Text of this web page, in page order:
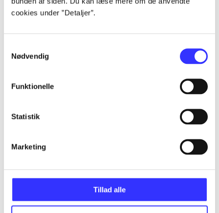
cookies under ”Detaljer”.
Nødvendig
Funktionelle
Statistik
Marketing
Tillad alle
...
...